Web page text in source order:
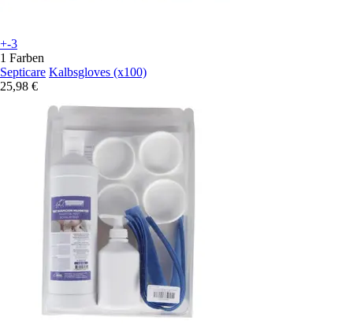
+-3
1 Farben
Septicare Kalbsgloves (x100)
25,98 €